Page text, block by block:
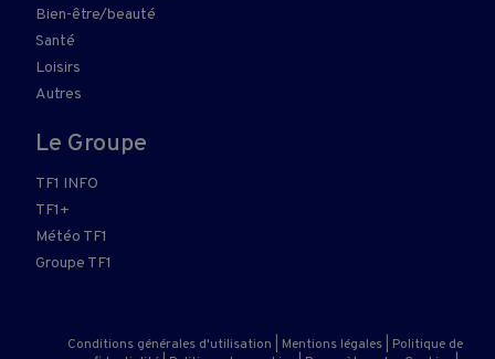
Bien-être/beauté
Santé
Loisirs
Autres
Le Groupe
TF1 INFO
TF1+
Météo TF1
Groupe TF1
Conditions générales d'utilisation Mentions légales
Politique de